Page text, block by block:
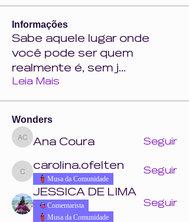
Informações
Sabe aquele lugar onde
você pode ser quem
realmente é, sem j...
Leia Mais
Wonders
Ana Coura
Ana Coura Seguir
carolina.ofelten
carolina.ofelten
Musa da Comunidade
Seguir
JESSICA DE LIMA
Comentarista
Musa da Comunidade
Seguir